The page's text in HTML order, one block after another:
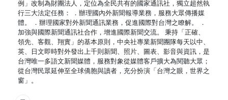
例」改制為財團法人，定位為全民共有的國家通訊社，獨立超然執
行三大法定任務： ．辦理國內外新聞報導業務，服務大眾傳播媒
體。 ．辦理國家對外新聞通訊業務，促進國際對台灣之瞭解。 ．
加強與國際新聞通訊社合作，增進國際新聞交流。 秉持「正確、
領先、客觀、翔實」的基本原則，中央社專業新聞團隊每天以中、
英、日文即時對外發出上千則新聞、照片、圖表、影音與資訊，是
台灣唯一多語文新聞媒體，服務對象從媒體客戶擴大為閱聽大眾；
從台灣民眾延伸至全球僑胞與讀者，充分扮演「台灣之眼，世界之
窗」。